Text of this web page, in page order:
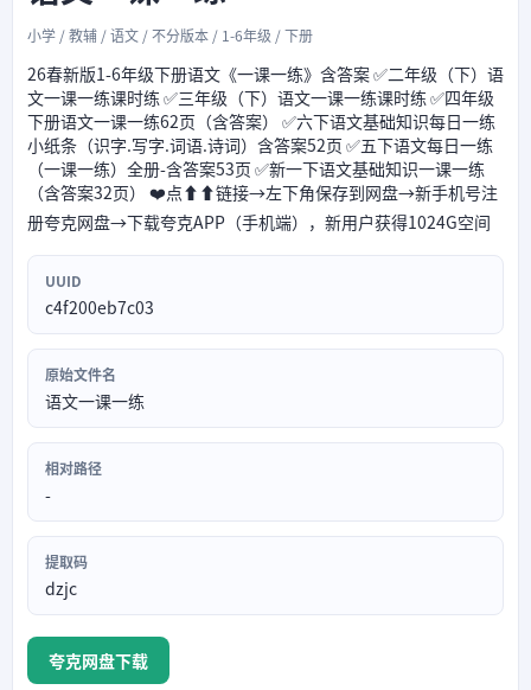
小学 / 教辅 / 语文 / 不分版本 / 1-6年级 / 下册
26春新版1-6年级下册语文《一课一练》含答案 ✅二年级（下）语
文一课一练课时练 ✅三年级（下）语文一课一练课时练 ✅四年级
下册语文一课一练62页（含答案） ✅六下语文基础知识每日一练
小纸条（识字.写字.词语.诗词）含答案52页 ✅五下语文每日一练
（一课一练）全册-含答案53页 ✅新一下语文基础知识一课一练
（含答案32页） ❤️点⬆⬆链接→左下角保存到网盘→新手机号注
册夸克网盘→下载夸克APP（手机端），新用户获得1024G空间
UUID
c4f200eb7c03
原始文件名
语文一课一练
相对路径
-
提取码
dzjc
夸克网盘下载